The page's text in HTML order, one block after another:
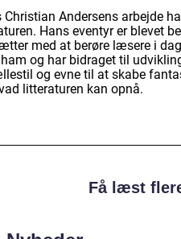
Christian Andersens arbejde
Hans eventyr er blevet
med at berøre læsere i
og har bidraget til
og evne til at skabe
litteraturen kan opnå.
Få læst